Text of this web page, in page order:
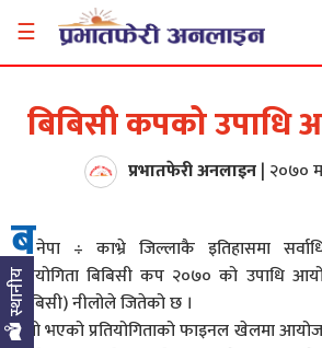
☰
स्थानीय
बिबिसी कपको
प्रभातफेरी अनलाइन| २०७०
बनेपा ÷ काभ्रे जिल्लाकै इतिहासमा
प्रतियोगिता बिबिसी कप २०७० को उपाधि
(बिबिसी) नीलोले जितेको छ ।
हिजो भएको प्रतियोगिताको फाइनल खेलमा